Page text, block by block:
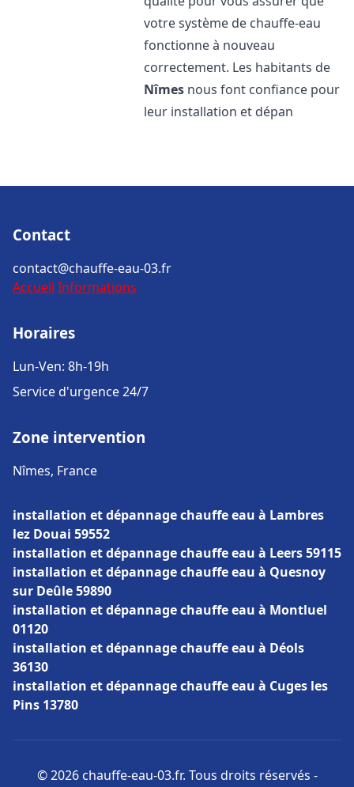
votre système de chauffe-eau
fonctionne à nouveau
correctement. Les habitants de
Nîmes nous font confiance pour
leur installation et dépan
Contact
contact@chauffe-eau-03.fr
Accueil Informations
Horaires
Lun-Ven: 8h-19h
Service d'urgence 24/7
Zone intervention
Nîmes, France
installation et dépannage chauffe eau à Lambres
lez Douai 59552
installation et dépannage chauffe eau à Leers 59115
installation et dépannage chauffe eau à Quesnoy
sur Deûle 59890
installation et dépannage chauffe eau à Montluel
01120
installation et dépannage chauffe eau à Déols
36130
installation et dépannage chauffe eau à Cuges les
Pins 13780
© 2026 chauffe-eau-03.fr. Tous droits réservés -